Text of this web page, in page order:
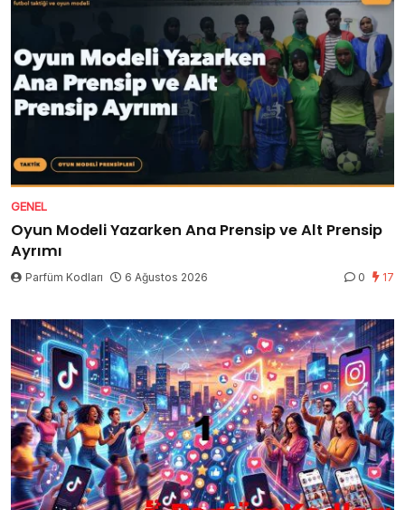
GENEL
Oyun Modeli Yazarken Ana Prensip ve Alt Prensip
Ayrımı
Parfüm Kodları 6 Ağustos 2026 0 17